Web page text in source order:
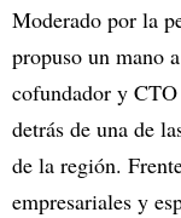
Moderado por la
propuso un mano
cofundador y
detrás de una de
de la región.
empresariales y